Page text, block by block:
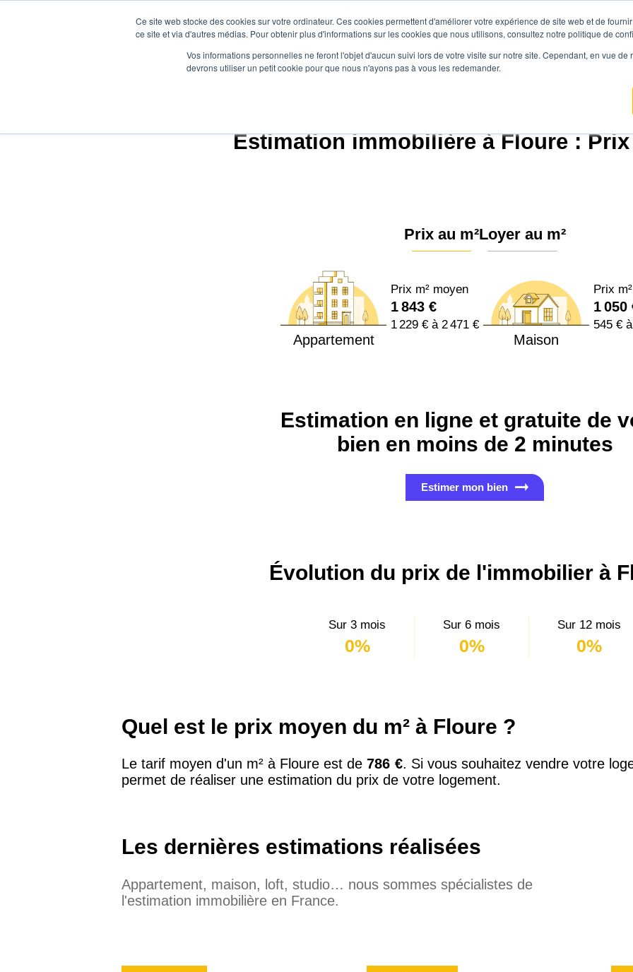
Ce site web stocke des cookies sur votre ordinateur. Ces cookies permettent d'améliorer votre expérience de site web et de
ce site et via d'autres médias. Pour obtenir plus d'informations sur les cookies que nous utilisons, consultez notre politique de
Vos informations personnelles ne feront l'objet d'aucun suivi lors de votre visite sur notre site. Cependant, en vue de
devrons utiliser un petit cookie pour que nous n'ayons pas à vous les redemander.
Prix immobilier Vendre avec
Estimation immobilière à Floure : Prix
Prix au m²
Appartement
Prix m² moyen
1 843 €
1 229 € à 2 471 €
Loyer au m²
Maison
Prix
1 050
545 €
Estimation en ligne et gratuite de
bien en moins de 2 minutes
Estimer mon bien
Évolution du prix de l'immobilier à
Sur 3 mois
0%
Sur 6 mois
0%
Sur 12 mois
0%
Quel est le prix moyen du m² à Floure ?
Le tarif moyen d'un m² à Floure est de786 €. Si vous souhaitez vendre votre
permet de réaliser une estimation du prix de votre logement.
Les dernières estimations réalisées
Appartement, maison, loft, studio… nous sommes spécialistes de
l'estimation immobilière en France.